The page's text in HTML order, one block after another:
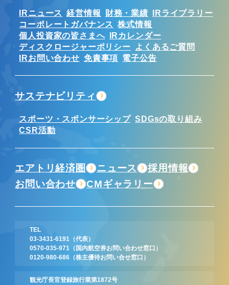
TEL
03-3431-6191
（代表）
0570-035-971
（国内航空券お問い合わせ窓口）
0120-980-686 （株主優待お問い合せ窓口）
観光庁長官登録旅行業第1872号
IRニュース 経営情報 財務・業績 IRライブラリー
コーポレートガバナンス 株式情報
個人投資家の皆さまへ IRカレンダー
ディスクロージャーポリシー
よくあるご質問
IRお問い合わせ 免責事項 電子公告
サステナビリティ
スポーツ・スポンサーシップ SDGsの取り組み
CSR活動
エアトリ経済圏 ニュース
採用情報
お問い合わせ
CMギャラリー